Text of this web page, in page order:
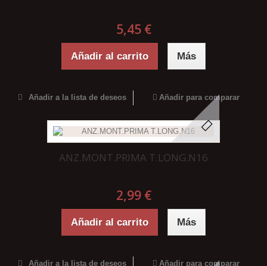
5,45 €
Añadir al carrito Más
Añadir a la lista de deseos Añadir para comparar
ANZ.MONT.PRIMA T.LONG.N16
2,99 €
Añadir al carrito Más
Añadir a la lista de deseos Añadir para comparar